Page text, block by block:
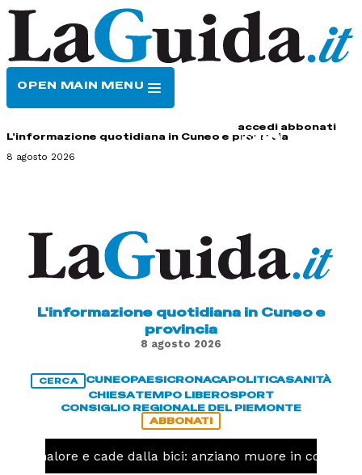
OPEN MAIN MENU
accedi abbonati
L'informazione quotidiana in Cuneo e provincia
8 agosto 2026
L'informazione quotidiana in Cuneo e
provincia
8 agosto 2026
CERCA CUNEOPAESICRONACAPOLITICASANITÀ
CHIESATEMPO LIBEROSPORT
CONSIGLIO REGIONALE DEL PIEMONTE
ABBONATI
un malore e cade dalla bici: anziano muore in corso